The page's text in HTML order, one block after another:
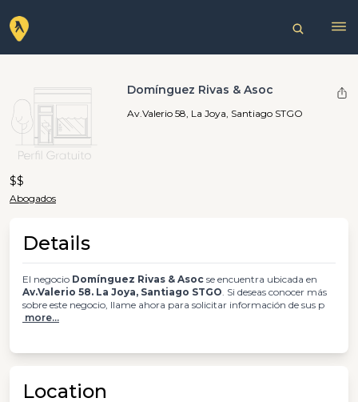
Domínguez Rivas & Asoc
Av.Valerio 58, La Joya, Santiago STGO
$$
Abogados
Details
El negocio Domínguez Rivas & Asoc se encuentra ubicada en
Av.Valerio 58. La Joya, Santiago STGO. Si deseas conocer más
sobre este negocio, llame ahora para solicitar información de sus p
more...
Location